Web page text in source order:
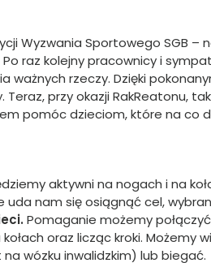
Wyzwania Sportowego SGB –
raz kolejny pracownicy i
ważnych rzeczy. Dzięki
przy okazji RakReatonu,
pomóc dzieciom, które na co
aktywni na nogach i na
uda nam się osiągnąć cel,
Pomaganie możemy
oraz licząc kroki. Możemy
wózku inwalidzkim) lub biegać.